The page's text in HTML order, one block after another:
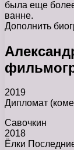
была еще
ванне.
Дополнить
2019
Дипломат
Савочкин
2018
Ёлки